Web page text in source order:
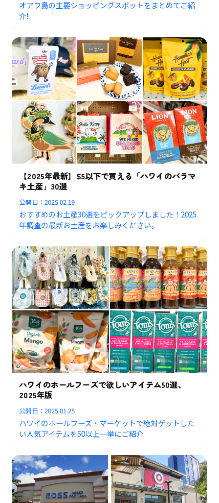
オアフ島の主要ショッピングスポットをまとめてご紹
介!
【2025年最新】$5以下で買える「ハワイのバラマ
キ土産」30選
公開日：2025.02.19
おすすめのお土産30選をピックアップしました！2025
年調査の最新お土産をお楽しみください。
ハワイのホールフーズで欲しいアイテム50選、
2025年版
公開日：2025.01.25
ハワイのホールフーズ・マーケットで絶対ゲットした
い人気アイテムを50以上一挙にご紹介